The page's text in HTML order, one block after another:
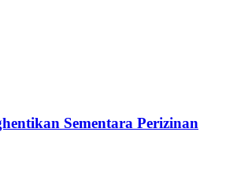
Sementara Perizinan